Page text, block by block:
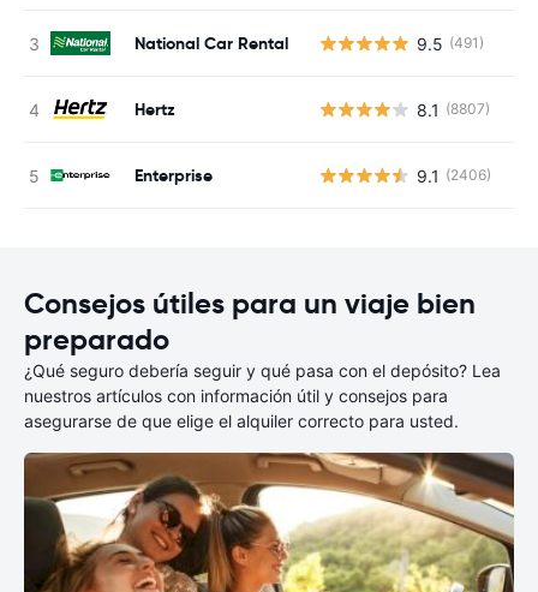
National Car Rental 9.5 (491)
Hertz 8.1 (8807)
Enterprise 9.1 (2406)
Consejos útiles para un viaje bien
preparado
¿Qué seguro debería seguir y qué pasa con el depósito? Lea
nuestros artículos con información útil y consejos para
asegurarse de que elige el alquiler correcto para usted.